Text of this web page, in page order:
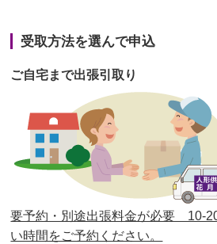
第39回人形供養祭令和2年10
第38回人形供養祭 令和2年8月
第37回人形供養祭 令和2年6月
第36回人形供養祭 令和2年4月
第35回人形供養祭令和2年2月
受取方法を選んで申込
ご自宅まで出張引取り
要予約・別途出張料金が必要 10-
い時間をご予約ください。